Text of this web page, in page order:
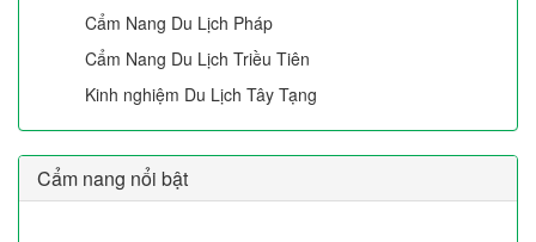
Cẩm Nang Du Lịch Pháp
Cẩm Nang Du Lịch Triều Tiên
Kinh nghiệm Du Lịch Tây Tạng
Cẩm nang nổi bật